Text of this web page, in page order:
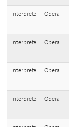
Interprete Opera
Interprete Opera
Interprete Opera
Interprete Opera